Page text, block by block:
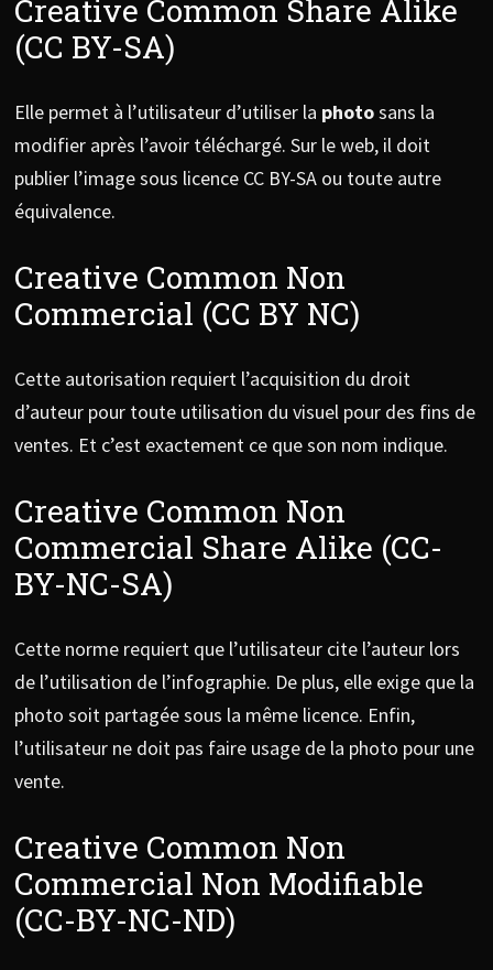
Creative Common Share Alike
(CC BY-SA)
Elle permet à l’utilisateur d’utiliser la photosans la
modifier après l’avoir téléchargé. Sur le web, il doit
publier l’image sous licence CC BY-SA ou toute autre
équivalence.
Creative Common Non
Commercial (CC BY NC)
Cette autorisation requiert l’acquisition du droit
d’auteur pour toute utilisation du visuel pour des fins de
ventes. Et c’est exactement ce que son nom indique.
Creative Common Non
Commercial Share Alike (CC-
BY-NC-SA)
Cette norme requiert que l’utilisateur cite l’auteur lors
de l’utilisation de l’infographie. De plus, elle exige que la
photo soit partagée sous la même licence. Enfin,
l’utilisateur ne doit pas faire usage de la photo pour une
vente.
Creative Common Non
Commercial Non Modifiable
(CC-BY-NC-ND)